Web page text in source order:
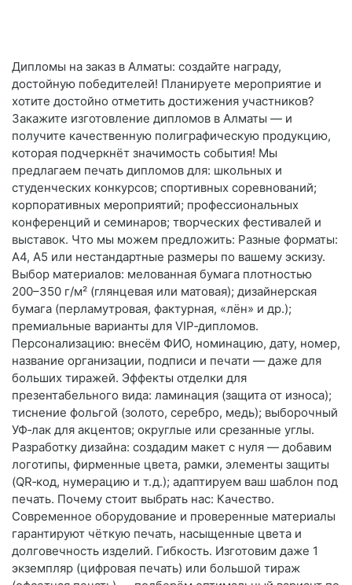
Дипломы на заказ в Алматы: создайте награду,
достойную победителей! Планируете мероприятие и
хотите достойно отметить достижения участников?
Закажите изготовление дипломов в Алматы — и
получите качественную полиграфическую продукцию,
которая подчеркнёт значимость события! Мы
предлагаем печать дипломов для: школьных и
студенческих конкурсов; спортивных соревнований;
корпоративных мероприятий; профессиональных
конференций и семинаров; творческих фестивалей и
выставок. Что мы можем предложить: Разные форматы:
A4, A5 или нестандартные размеры по вашему эскизу.
Выбор материалов: мелованная бумага плотностью
200–350 г/м² (глянцевая или матовая); дизайнерская
бумага (перламутровая, фактурная, «лён» и др.);
премиальные варианты для VIP‑дипломов.
Персонализацию: внесём ФИО, номинацию, дату, номер,
название организации, подписи и печати — даже для
больших тиражей. Эффекты отделки для
презентабельного вида: ламинация (защита от износа);
тиснение фольгой (золото, серебро, медь); выборочный
УФ‑лак для акцентов; округлые или срезанные углы.
Разработку дизайна: создадим макет с нуля — добавим
логотипы, фирменные цвета, рамки, элементы защиты
(QR‑код, нумерацию и т. д.); адаптируем ваш шаблон под
печать. Почему стоит выбрать нас: Качество.
Современное оборудование и проверенные материалы
гарантируют чёткую печать, насыщенные цвета и
долговечность изделий. Гибкость. Изготовим даже 1
экземпляр (цифровая печать) или большой тираж